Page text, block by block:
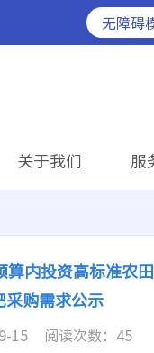
无障碍
关于我们 服
算内投资高标准农
购需求公示
15 阅读次数： 45